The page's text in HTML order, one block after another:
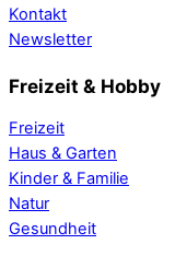
Kontakt
Newsletter
Freizeit & Hobby
Freizeit
Haus & Garten
Kinder & Familie
Natur
Gesundheit